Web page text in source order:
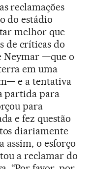
reclamações
do estádio
melhor que
de críticas do
Neymar —que o
em uma
e a tentativa
partida para
para
e fez questão
diariamente
assim, o esforço
a reclamar do